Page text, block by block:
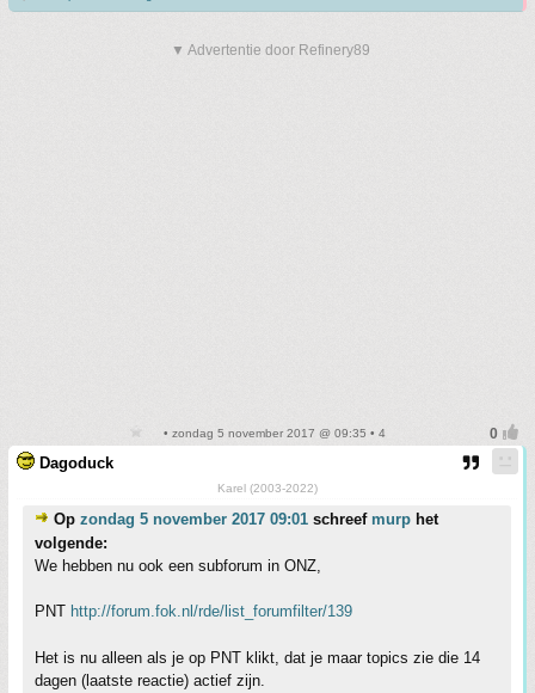
▼ Advertentie door Refinery89
• zondag 5 november 2017 @ 09:35 • 4
Dagoduck
Karel (2003-2022)
Op zondag 5 november 2017 09:01 schreef murp het
volgende:
We hebben nu ook een subforum in ONZ,
PNT http://forum.fok.nl/rde/list_forumfilter/139
Het is nu alleen als je op PNT klikt, dat je maar topics zie die 14
dagen (laatste reactie) actief zijn.